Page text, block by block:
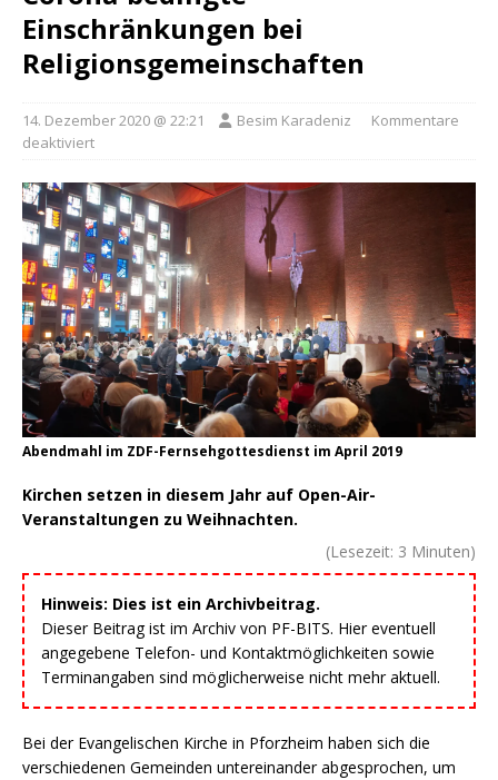
Einschränkungen bei
Religionsgemeinschaften
14. Dezember 2020 @ 22:21 Besim Karadeniz
Kommentare
deaktiviert
Abendmahl im ZDF-Fernsehgottesdienst im April 2019
Kirchen setzen in diesem Jahr auf Open-Air-
Veranstaltungen zu Weihnachten.
(Lesezeit: 3 Minuten)
Hinweis: Dies ist ein Archivbeitrag.
Dieser Beitrag ist im Archiv von PF-BITS. Hier eventuell
angegebene Telefon- und Kontaktmöglichkeiten sowie
Terminangaben sind möglicherweise nicht mehr aktuell.
Bei der Evangelischen Kirche in Pforzheim haben sich die
verschiedenen Gemeinden untereinander abgesprochen, um